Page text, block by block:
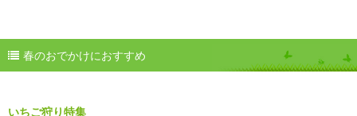
春のおでかけにおすすめ
いちご狩り特集